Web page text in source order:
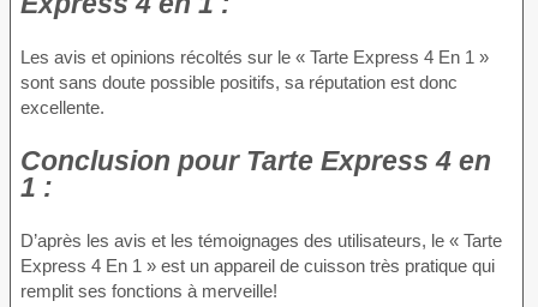
Les avis et opinions récoltés sur le « Tarte Express 4 En 1 »
sont sans doute possible positifs, sa réputation est donc
excellente.
Conclusion pour Tarte Express 4 en
1 :
D’après les avis et les témoignages des utilisateurs, le « Tarte
Express 4 En 1 » est un appareil de cuisson très pratique qui
remplit ses fonctions à merveille!